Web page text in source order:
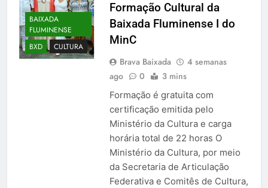
BAIXADA
FLUMINENSE
BXD
CULTURA
Formação Cultural da
Baixada Fluminense I do
MinC
Brava Baixada
4 semanas
ago
0 3 mins
Formação é gratuita com
certificação emitida pelo
Ministério da Cultura e carga
horária total de 22 horas O
Ministério da Cultura, por meio
da Secretaria de Articulação
Federativa e Comitês de Cultura,